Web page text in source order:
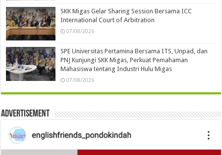
SKK Migas Gelar Sharing Session Bersama ICC
International Court of Arbitration
07/08/2026
SPE Universitas Pertamina Bersama ITS, Unpad, dan
PNJ Kunjungi SKK Migas, Perkuat Pemahaman
Mahasiswa tentang Industri Hulu Migas
07/08/2026
Advertisement